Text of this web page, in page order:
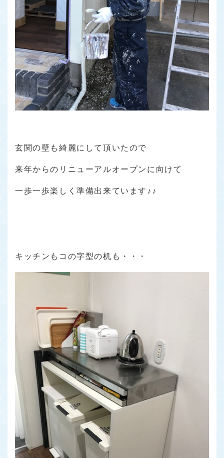
玄関の壁も綺麗にして頂いたので
来年からのリニューアルオープンに向けて
一歩一歩楽しく準備出来ています♪♪
キッチンもコの字型の机も・・・